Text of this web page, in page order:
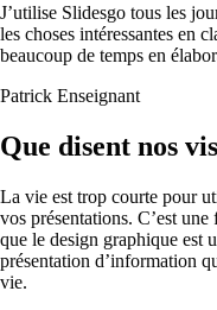
J’utilise Slidesgo tous les
les choses intéressantes en
beaucoup de temps en
Patrick Enseignant
Que disent nos
La vie est trop courte pour
vos présentations. C’est
que le design graphique est
présentation d’information
vie.